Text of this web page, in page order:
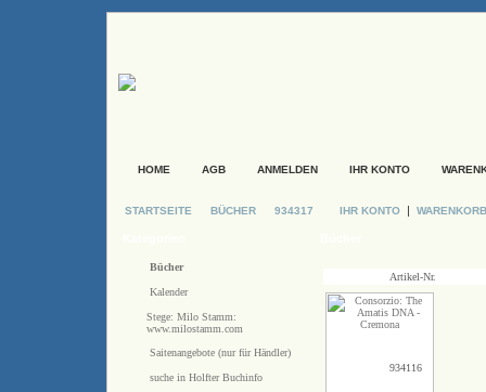
HOME AGB ANMELDEN IHR KONTO
STARTSEITE BÜCHER 934317 IHR KONTO|
Bücher
Kalender
Stege: Milo Stamm:
www.milostamm.com
Saitenangebote (nur für Händler)
suche in Holfter Buchinfo
Artikel-Nr.
934116